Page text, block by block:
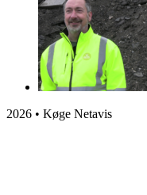
2026 • Køge Netavis